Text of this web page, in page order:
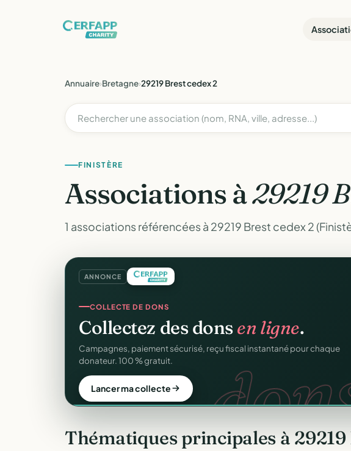
Annuaire›Bretagne›29219 Brest cedex 2
FINISTÈRE
Associations à29219
1 associations référencées à 29219 Brest cedex 2
ANNONCE
COLLECTE DE DONS
Collectez des donsen ligne.
Campagnes, paiement sécurisé, reçu fiscal instantané pour chaque
donateur. 100 % gratuit.
Lancer ma collecte
Thématiques principales à 29219